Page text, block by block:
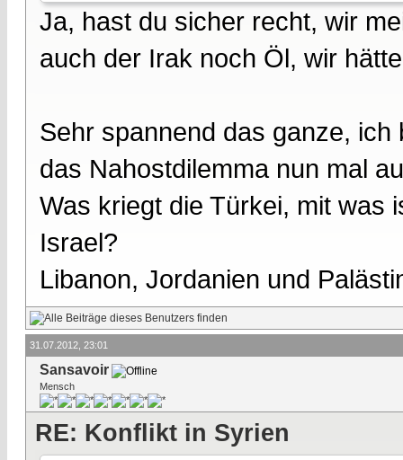
Ja, hast du sicher recht, wir
auch der Irak noch Öl, wir
Sehr spannend das ganze,
das Nahostdilemma nun mal
Was kriegt die Türkei, mit was
Israel?
Libanon, Jordanien und
31.07.2012, 23:01
Sansavoir
Mensch
RE: Konflikt in Syrien